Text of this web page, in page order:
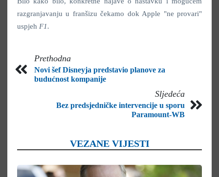
razgranjavanju u franšizu čekamo dok Apple "ne provari"
uspjeh F1.
Prethodna
Novi šef Disneyja predstavio planove za
budućnost kompanije
Sljedeća
Bez predsjedničke intervencije u sporu
Paramount-WB
VEZANE VIJESTI